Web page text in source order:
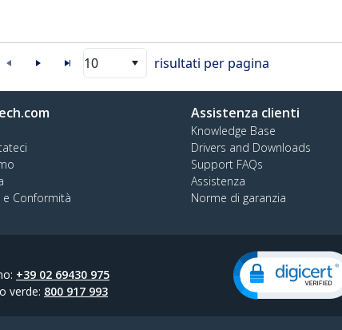
10 risultati per pagina
e Conformità
Assistenza clienti
Knowledge Base
Drivers and Downloads
Support FAQs
Assistenza
Norme di garanzia
+39 02 69430 975
verde: 800 917 993